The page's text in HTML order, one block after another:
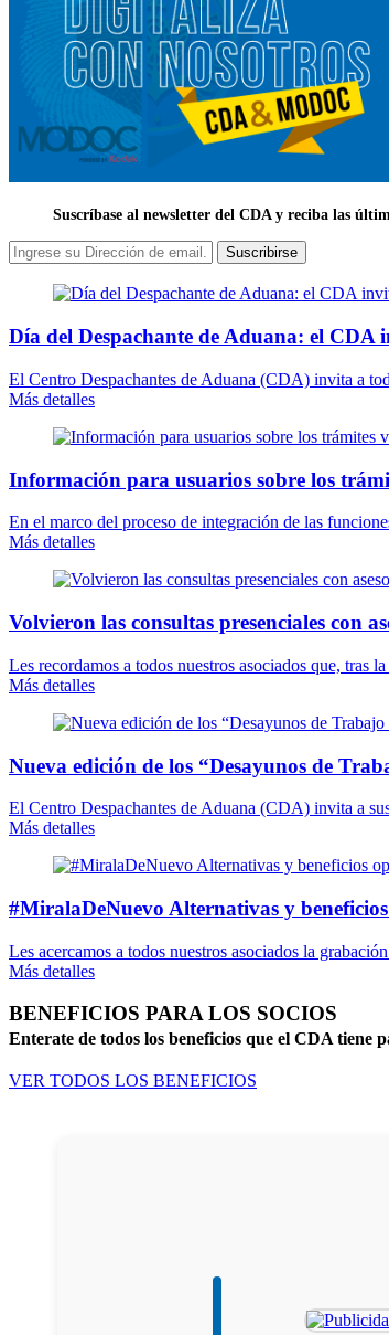
Suscríbase al newsletter del CDA y reciba las
Suscribirse
Día del Despachante de Aduana: el
El Centro Despachantes de Aduana (CDA) invita a
Más detalles
Información para usuarios sobre los
En el marco del proceso de integración de las
Más detalles
Volvieron las consultas presenciales con
Les recordamos a todos nuestros asociados que, tras
Más detalles
Nueva edición de los “Desayunos de
El Centro Despachantes de Aduana (CDA) invita a
Más detalles
#MiralaDeNuevo Alternativas y
Les acercamos a todos nuestros asociados la
Más detalles
BENEFICIOS PARA LOS SOCIOS
Enterate de todos los beneficios que el CDA tiene
VER TODOS LOS BENEFICIOS